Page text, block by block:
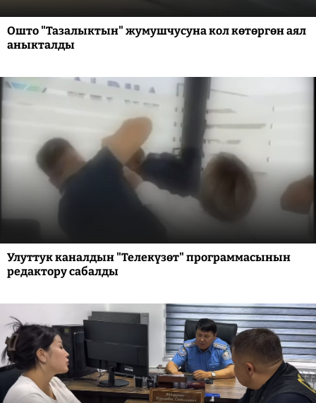
Ошто "Тазалыктын" жумушчусуна кол көтөргөн аял
аныкталды
Улуттук каналдын "Телекүзөт" программасынын
редактору сабалды